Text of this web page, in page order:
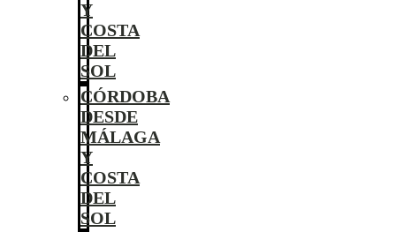
Y
COSTA
DEL
SOL
CÓRDOBA
DESDE
MÁLAGA
Y
COSTA
DEL
SOL